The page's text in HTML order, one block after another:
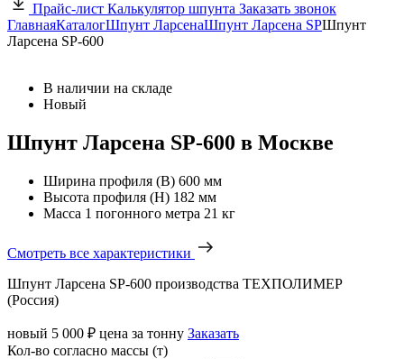
Прайс-лист Калькулятор шпунта Заказать звонок
ГлавнаяКаталогШпунт ЛарсенаШпунт Ларсена SPШпунт
Ларсена SP-600
В наличии на складе
Новый
Шпунт Ларсена SP-600 в Москве
Ширина профиля (В) 600 мм
Высота профиля (Н) 182 мм
Масса 1 погонного метра 21 кг
Смотреть все характеристики
Шпунт Ларсена SP-600 производства ТЕХПОЛИМЕР
(Россия)
новый 5 000 ₽ цена за тонну Заказать
Кол-во согласно массы (т)